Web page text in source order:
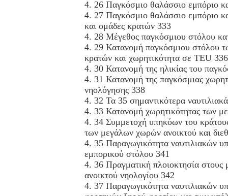
4. 26 Παγκόσμιο θαλάσσιο εμπόριο
4. 27 Παγκόσμιο θαλάσσιο εμπόριο
και ομάδες κρατών 333
4. 28 Μέγεθος παγκόσμιου στόλου
4. 29 Κατανομή παγκόσμιου στόλου
κρατών και χωρητικότητα σε TEU 336
4. 30 Κατανομή της ηλικίας του
4. 31 Κατανομή της παγκόσμιας
νηολόγησης 338
4. 32 Τα 35 σημαντικότερα
4. 33 Κατανομή χωρητικότητας των
4. 34 Συμμετοχή υπηκόων του
των μεγάλων χωρών ανοικτού και
4. 35 Παραγωγικότητα ναυτιλιακών
εμπορικού στόλου 341
4. 36 Πραγματική πλοιοκτησία στους
ανοικτού νηολογίου 342
4. 37 Παραγωγικότητα ναυτιλιακών